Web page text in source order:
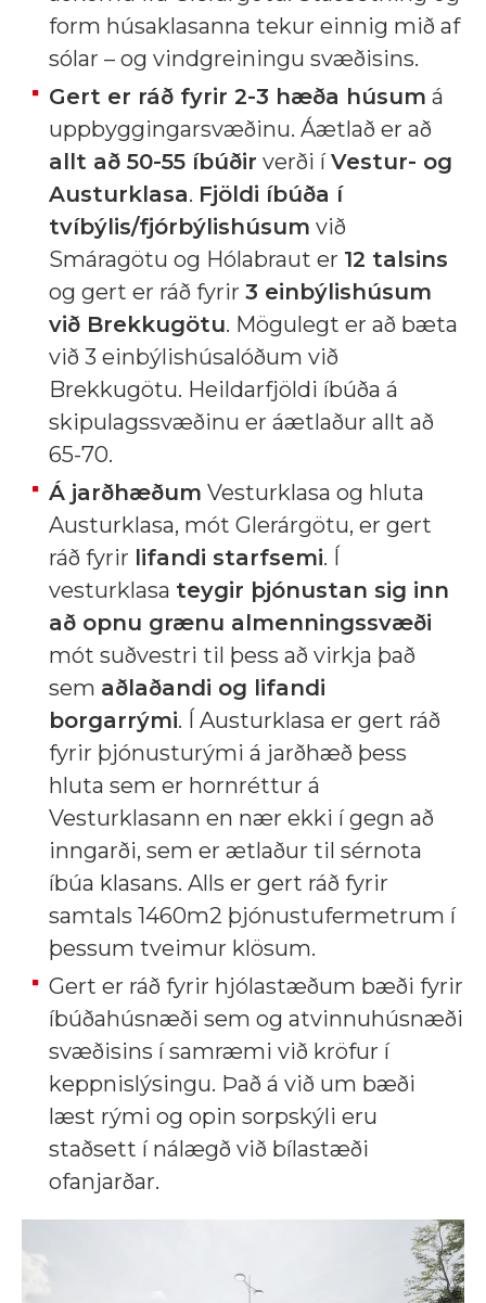
form húsaklasanna tekur einnig mið af
sólar – og vindgreiningu svæðisins.
Gert er ráð fyrir 2-3 hæða húsum á
uppbyggingarsvæðinu. Áætlað er að
allt að 50-55 íbúðir verði íVestur- og
Austurklasa. Fjöldi íbúða í
tvíbýlis/fjórbýlishúsum við
Smáragötu og Hólabraut er 12 talsins
og gert er ráð fyrir 3 einbýlishúsum
við Brekkugötu. Mögulegt er að bæta
við 3 einbýlishúsalóðum við
Brekkugötu. Heildarfjöldi íbúða á
skipulagssvæðinu er áætlaður allt að
65-70.
Á jarðhæðum Vesturklasa og hluta
Austurklasa, mót Glerárgötu, er gert
ráð fyrir lifandi starfsemi. Í
vesturklasa teygir þjónustan sig inn
að opnu grænu almenningssvæði
mót suðvestri til þess að virkja það
sem aðlaðandi og lifandi
borgarrými. Í Austurklasa er gert ráð
fyrir þjónusturými á jarðhæð þess
hluta sem er hornréttur á
Vesturklasann en nær ekki í gegn að
inngarði, sem er ætlaður til sérnota
íbúa klasans. Alls er gert ráð fyrir
samtals 1460m2 þjónustufermetrum í
þessum tveimur klösum.
Gert er ráð fyrir hjólastæðum bæði fyrir
íbúðahúsnæði sem og atvinnuhúsnæði
svæðisins í samræmi við kröfur í
keppnislýsingu. Það á við um bæði
læst rými og opin sorpskýli eru
staðsett í nálægð við bílastæði
ofanjarðar.